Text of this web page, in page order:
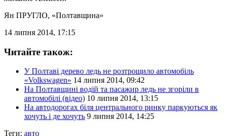
Ян ПРУГЛО, «Полтавщина»
14 липня 2014, 17:15
Читайте також:
У Полтаві дерево ледь не розтрощило автомобіль
«Volkswagen» 14 липня 2014, 09:42
На Полтавщині водій та пасажир ледь не згоріли в
автомобілі (відео) 10 липня 2014, 13:15
На автодорогах біля центрального ринку паркуються як
хочуть і де хочуть 9 липня 2014, 14:25
Теги: авто